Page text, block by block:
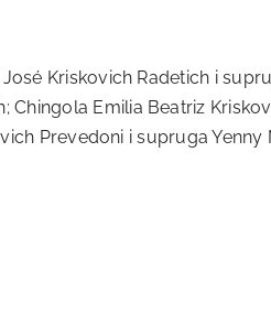
Kriskovich Radetich i
Chingola Emilia Beatriz
Prevedoni i supruga Yenny